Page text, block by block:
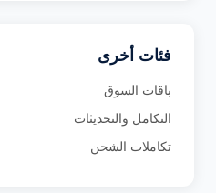
فئات أخرى
باقات السوق
التكامل والتحديثات
تكاملات الشحن